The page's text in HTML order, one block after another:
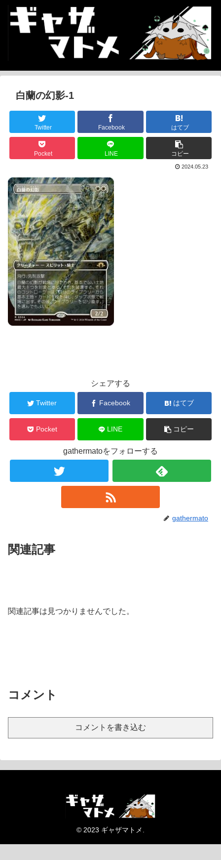
白蘭の幻影-1
Twitter Facebook はてブ
Pocket LINE コピー
2024.05.23
シェアする
Twitter Facebook はてブ
Pocket LINE コピー
gathermatoをフォローする
gathermato
関連記事
関連記事は見つかりませんでした。
コメント
コメントを書き込む
© 2023 ギャザマトメ.